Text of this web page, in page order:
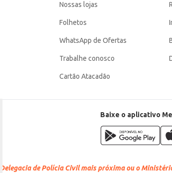
Nossas lojas
Folhetos
WhatsApp de Ofertas
Trabalhe conosco
Cartão Atacadão
Baixe o aplicativo
de Polícia Civil mais próxima ou o